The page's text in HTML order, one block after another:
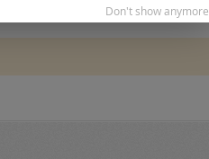
Don't show anymore